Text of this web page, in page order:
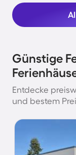
Günstige
Entdecke
und bestem